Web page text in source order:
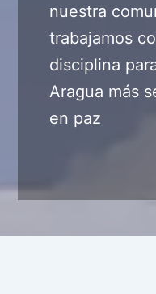
nuestra
trabajamos
disciplina
Aragua más
en paz